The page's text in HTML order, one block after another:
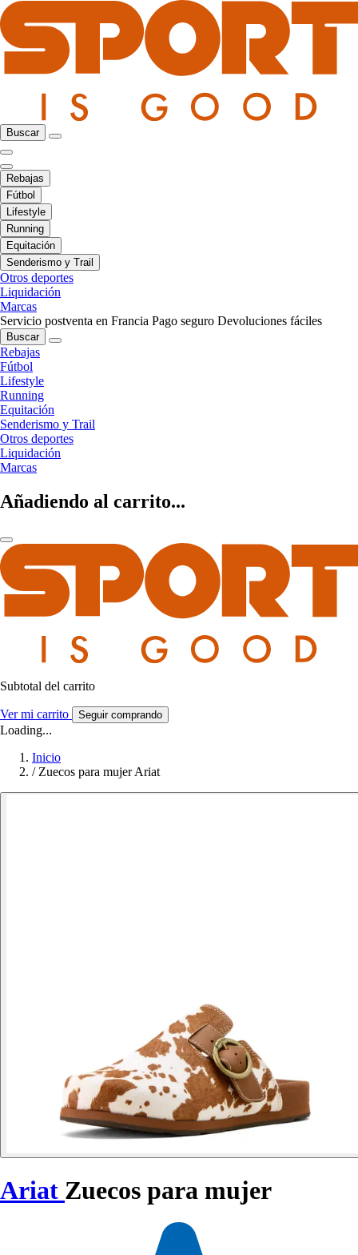
Buscar
Rebajas
Fútbol
Lifestyle
Running
Equitación
Senderismo y Trail
Otros deportes
Liquidación
Marcas
Servicio postventa en Francia Pago seguro Devoluciones fáciles
Buscar
Rebajas
Fútbol
Lifestyle
Running
Equitación
Senderismo y Trail
Otros deportes
Liquidación
Marcas
Añadiendo al carrito...
Subtotal del carrito
Ver mi carrito Seguir comprando
Loading...
Inicio
/ Zuecos para mujer Ariat
Ariat Zuecos para mujer